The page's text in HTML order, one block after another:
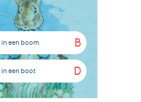
B
in een boom
D
in een boot